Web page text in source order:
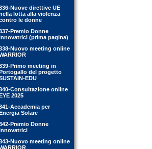
Nuove direttive UE
lotta alla violenza
le donne
Premio Donne
(prima pagina)
Nuovo meeting online
Primo meeting in
del progetto
EDU
Consultazione online
2025
Accademia per
Solare
Premio Donne
Nuovo meeting online